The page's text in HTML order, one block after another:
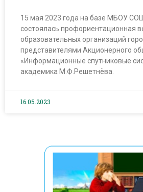
15 мая 2023 года на базе МБОУ
состоялась профориентационная
образовательных организаций
представителями Акционерного
«Информационные спутниковые
академика М.Ф.Решетнёва.
16.05.2023